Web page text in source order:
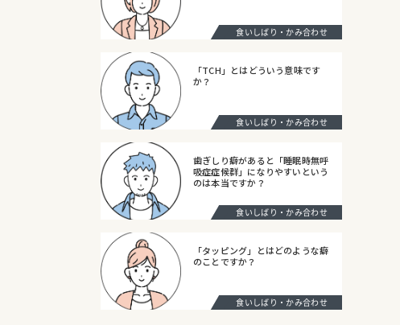
食いしばり・かみ合わせ
「TCH」とはどういう意味です
か？
食いしばり・かみ合わせ
歯ぎしり癖があると「睡眠時無呼
吸症症候群」になりやすいという
のは本当ですか？
食いしばり・かみ合わせ
「タッピング」とはどのような癖
のことですか？
食いしばり・かみ合わせ